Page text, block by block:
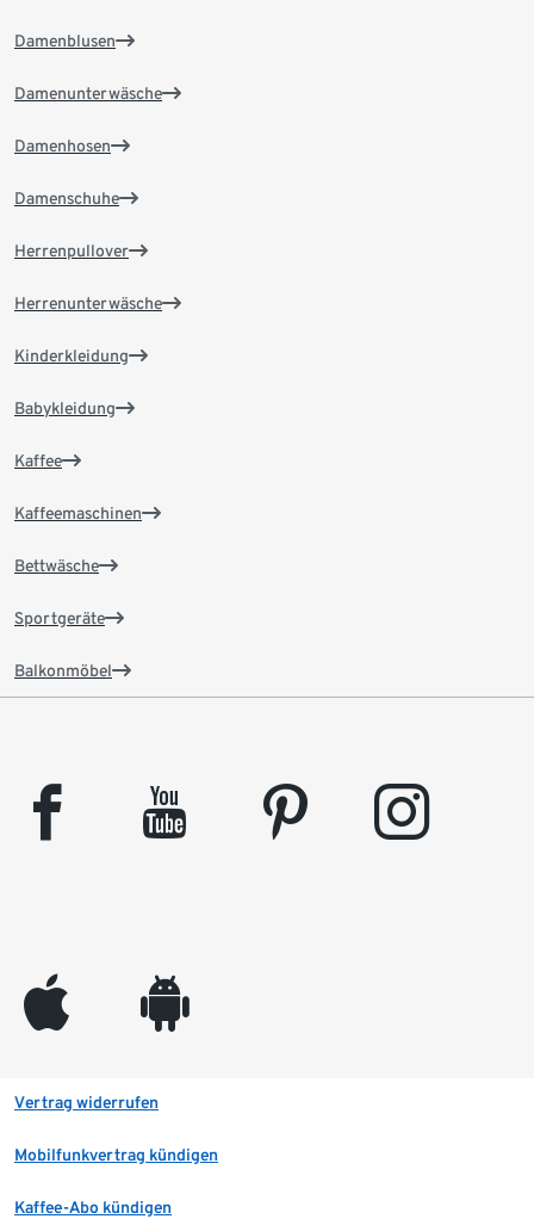
Damenblusen
Damenunterwäsche
Damenhosen
Damenschuhe
Herrenpullover
Herrenunterwäsche
Kinderkleidung
Babykleidung
Kaffee
Kaffeemaschinen
Bettwäsche
Sportgeräte
Balkonmöbel
facebook youtube pinterest instagram
appleinc android
Vertrag widerrufen
Mobilfunkvertrag kündigen
Kaffee-Abo kündigen